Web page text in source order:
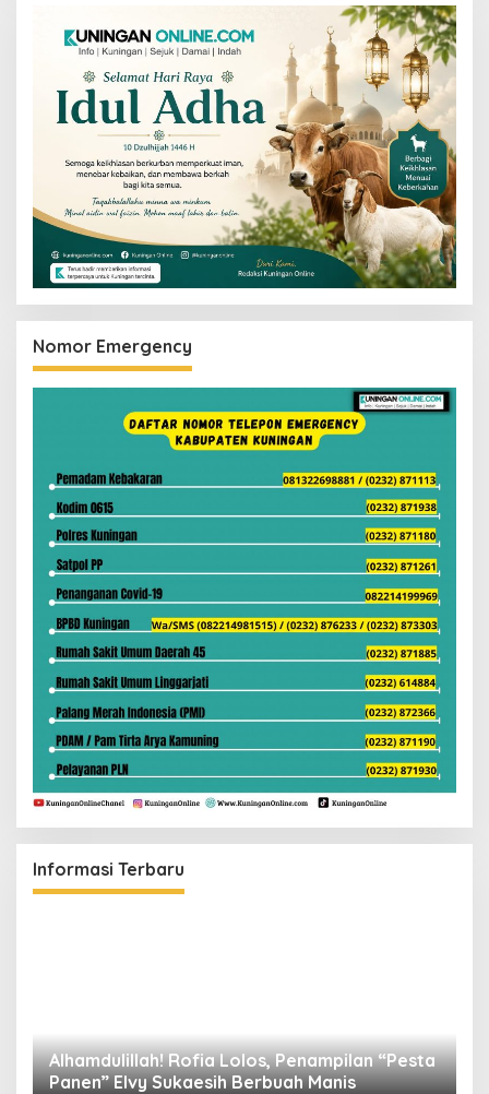
Nomor Emergency
Informasi Terbaru
Alhamdulillah! Rofia Lolos, Penampilan “Pesta
Panen” Elvy Sukaesih Berbuah Manis